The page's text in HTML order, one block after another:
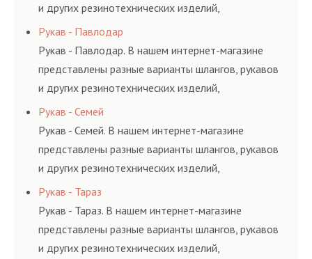
и других резинотехнических изделий,
соответствующих ГОСТам, техническим условиям
и нормативам.
Рукав - Павлодар
Рукав - Павлодар. В нашем интернет-магазине
представлены разные варианты шлангов, рукавов
и других резинотехнических изделий,
соответствующих ГОСТам, техническим условиям
и нормативам.
Рукав - Семей
Рукав - Семей. В нашем интернет-магазине
представлены разные варианты шлангов, рукавов
и других резинотехнических изделий,
соответствующих ГОСТам, техническим условиям
и нормативам.
Рукав - Тараз
Рукав - Тараз. В нашем интернет-магазине
представлены разные варианты шлангов, рукавов
и других резинотехнических изделий,